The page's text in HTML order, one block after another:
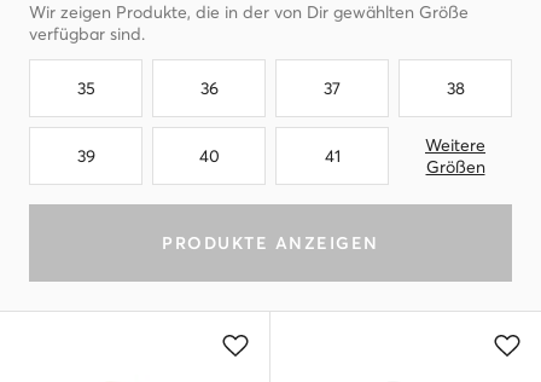
Wir zeigen Produkte, die in der von Dir gewählten Größe
verfügbar sind.
35 36 37 38
39 40 41
Weitere
Größen
PRODUKTE ANZEIGEN